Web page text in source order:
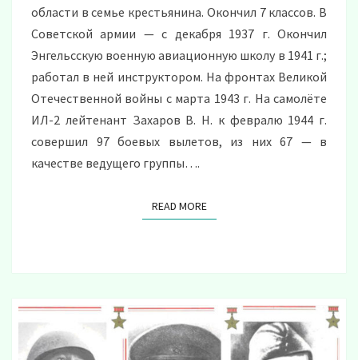
области в семье крестьянина. Окончил 7 классов. В
Советской армии — с декабря 1937 г. Окончил
Энгельсскую военную авиационную школу в 1941 г.;
работал в ней инструктором. На фронтах Великой
Отечественной войны с марта 1943 г. На самолёте
ИЛ-2 лейтенант Захаров В. Н. к февралю 1944 г.
совершил 97 боевых вылетов, из них 67 — в
качестве ведущего группы….
READ MOREREAD MORE